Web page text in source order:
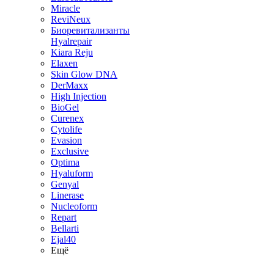
Miracle
ReviNeux
Биоревитализанты
Hyalrepair
Kiara Reju
Elaxen
Skin Glow DNA
DerMaxx
High Injection
BioGel
Curenex
Cytolife
Evasion
Exclusive
Optima
Hyaluform
Genyal
Linerase
Nucleoform
Repart
Bellarti
Ejal40
Ещё